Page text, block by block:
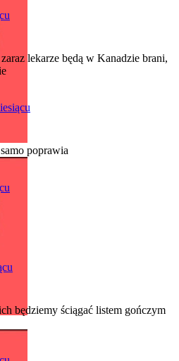
lekarze będą w Kanadzie brani,
poprawia
będziemy ściągać listem gończym